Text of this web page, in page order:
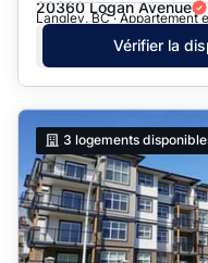
20360 Logan Avenue
Langley, BC · Appartement
Vérifier la
3 logements